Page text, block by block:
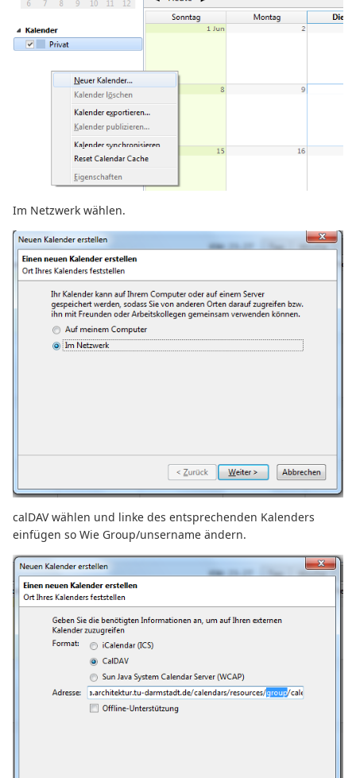
Im Netzwerk wählen.
calDAV wählen und linke des entsprechenden Kalenders
einfügen so Wie Group/unsername ändern.